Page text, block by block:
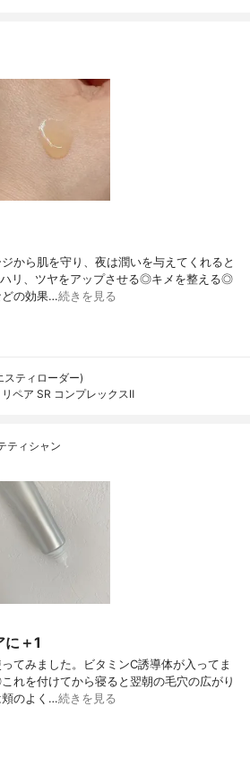
から肌を守り、夜は潤いを与えてくれると
リ、ツヤをアップさせる◎キメを整える◎
どの効果…続きを見る
スティローダー)
ペア SR コンプレックスⅡ
ティシャン
＋1
てみました。ビタミンC誘導体が入ってま
れを付けてから寝ると翌朝の毛穴の広がり
頬のよく…続きを見る